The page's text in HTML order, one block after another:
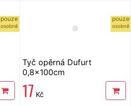
pouze
osobně
pouze
osobně
Tyč opěrná Dufurt
0,8x100cm
17 Kč